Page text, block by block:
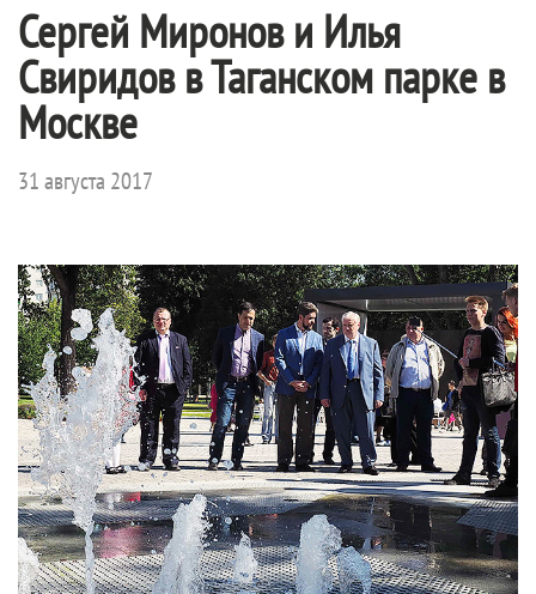
Сергей Миронов и Илья
Свиридов в Таганском парке в
Москве
31 августа 2017